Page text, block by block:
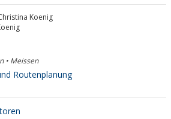
Koenig
• Meissen
Routenplanung